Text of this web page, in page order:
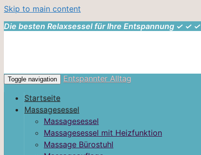
Skip to main content
Die besten Relaxsessel für Ihre Entspannung ✓ ✓ ✓
Toggle navigation
Entspannter Alltag
Startseite
Massagesessel
Massagesessel
Massagesessel mit Heizfunktion
Massage Bürostuhl